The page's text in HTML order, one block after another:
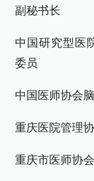
副秘书长
中国研究型医
委员
中国医师协会
重庆医院管理
重庆市医师协